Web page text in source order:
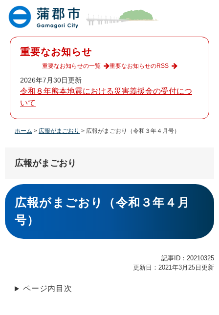
重要なお知らせ
2026年7月30日更新
令和８年熊本地震における災害義援金の受付につ
いて
重要なお知らせの一覧 重要なお知らせのRSS
ホーム > 広報がまごおり > 広報がまごおり（令和３年４月号）
広報がまごおり
本
文
広報がまごおり（令和３年４月
号）
記事ID：20210325
更新日：2021年3月25日更新
ページ内目次